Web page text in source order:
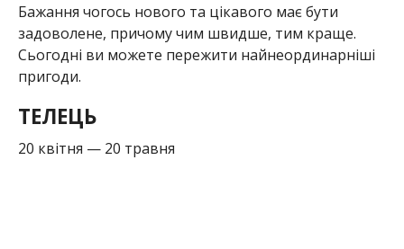
Бажання чогось нового та цікавого має бути
задоволене, причому чим швидше, тим краще.
Сьогодні ви можете пережити найнеординарніші
пригоди.
ТЕЛЕЦЬ
20 квітня — 20 травня